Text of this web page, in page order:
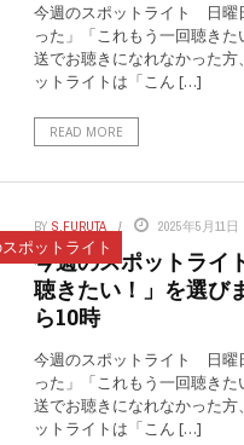
今週のスポットライト 日曜
った」「これもう一回聴き
送でお聴きになれなかった
ットライトは「こん […]
READ MORE
ポットライト
BY S.FURUTA 2025年5月11日
今週のスポットラ
聴きたい！」を選び
ら10時
今週のスポットライト 日曜
った」「これもう一回聴き
送でお聴きになれなかった
ットライトは「こん […]